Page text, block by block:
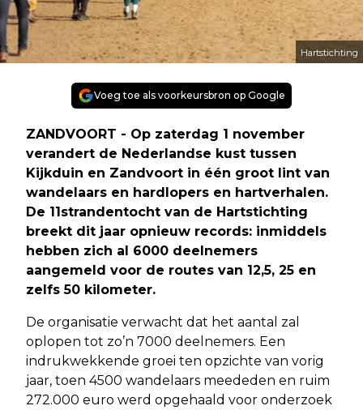
Hartstichting
Voeg toe als voorkeursbron op Google
ZANDVOORT - Op zaterdag 1 november
verandert de Nederlandse kust tussen
Kijkduin en Zandvoort in één groot lint van
wandelaars en hardlopers en hartverhalen.
De 11strandentocht van de Hartstichting
breekt dit jaar opnieuw records: inmiddels
hebben zich al 6000 deelnemers
aangemeld voor de routes van 12,5, 25 en
zelfs 50 kilometer.
De organisatie verwacht dat het aantal zal
oplopen tot zo’n 7000 deelnemers. Een
indrukwekkende groei ten opzichte van vorig
jaar, toen 4500 wandelaars meededen en ruim
272.000 euro werd opgehaald voor onderzoek